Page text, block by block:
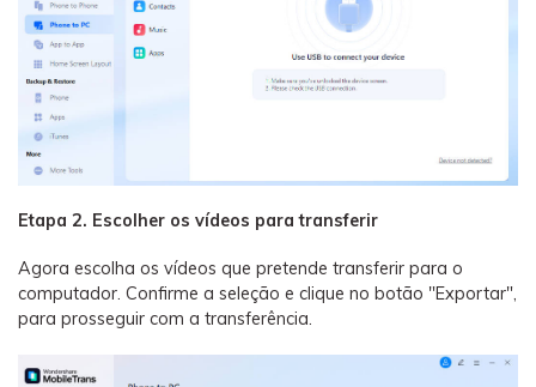
Etapa 2. Escolher os vídeos para transferir
Agora escolha os vídeos que pretende transferir para o
computador. Confirme a seleção e clique no botão "Exportar",
para prosseguir com a transferência.